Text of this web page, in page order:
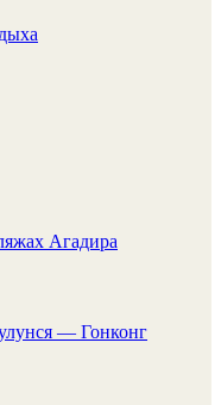
Агадира
— Гонконг